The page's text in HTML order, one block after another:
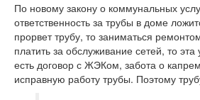
По новому закону о коммунальных
ответственность за трубы в доме
прорвет трубу, то заниматься
платить за обслуживание сетей, то
есть договор с ЖЭКом, забота о
исправную работу трубы. Поэтому